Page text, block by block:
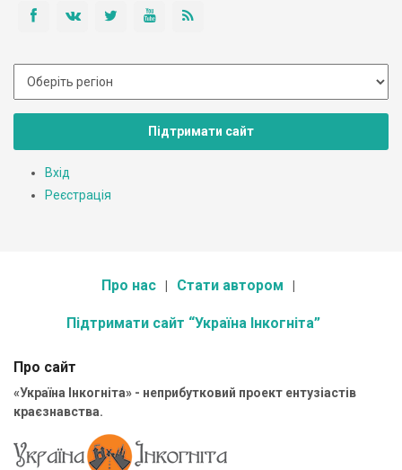
Підтримати сайт
Вхід
Реєстрація
Про нас Стати автором
Підтримати сайт “Україна Інкогніта”
Про сайт
«Україна Інкогніта» - неприбутковий проект ентузіастів
краєзнавства.